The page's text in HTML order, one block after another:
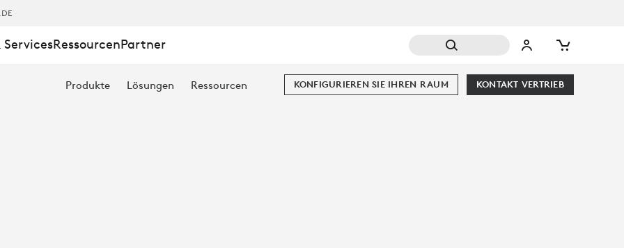
RessourcenPartner
Produkte Lösungen Ressourcen KONTAKT VERTRIEB
KONFIGURIEREN SIE IHREN RAUM